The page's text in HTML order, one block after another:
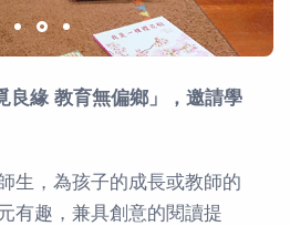
緣 教育無偏鄉」，邀請學
生，為孩子的成長或教師的
有趣，兼具創意的閱讀提